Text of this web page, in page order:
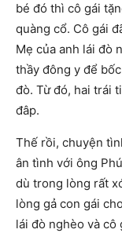
bé đó thì cô gái
quàng cổ. Cô gái
Mẹ của anh lái đò
thầy đông y để
đò. Từ đó, hai trái
đâp.
Thế rồi, chuyện
ân tình với ông
dù trong lòng rất
lòng gả con gái
lái đò nghèo và cô